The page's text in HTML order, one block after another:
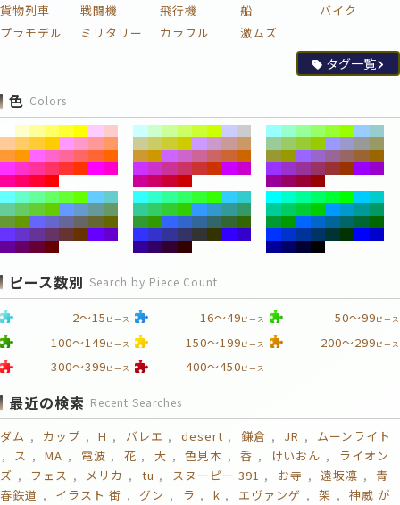
貨物列車
戦闘機 飛行機 船
バイク
プラモデル
ミリタリー カラフル 激ムズ
タグ一覧
色 Colors
ピース数別 Search by Piece Count
2～15 ピース 16～49ピース 50～99ピース
100～149ピース 150～199ピース 200～299ピース
300～399ピース 400～450ピース
最近の検索 Recent Searches
ダム カップ H バレエ desert 鎌倉 JR
ムーンライト
ス
MA 電波 花 大 色見本 香 けいおん
ライオン
ズ
フェス メリカ tu スヌーピー 391 お寺 遠坂凛
青
春鉄道
イラスト 街 グン ラ k エヴァンゲ 架
神威 が